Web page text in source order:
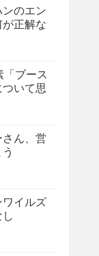
ンのエン
が正解な
「ブース
ついて思
さん、営
ワイルズ